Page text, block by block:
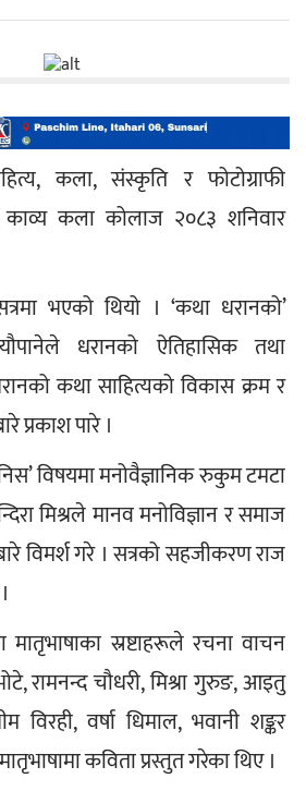
कला, संस्कृति र फोटोग्राफी
काव्य कला कोलाज २०८३ शनिवार
भएको थियो । ‘कथा धरानको’
धरानको ऐतिहासिक तथा
कथा साहित्यको विकास क्रम र
प्रकाश पारे ।
विषयमा मनोवैज्ञानिक रुकुम टमटा
मिश्रले मानव मनोविज्ञान र समाज
विमर्श गरे । सत्रको सहजीकरण राज
स्रष्टाहरूले रचना वाचन
रामनन्द चौधरी, मिश्रा गुरुङ, आइतु
विरही, वर्षा धिमाल, भवानी शङ्कर
कविता प्रस्तुत गरेका थिए ।